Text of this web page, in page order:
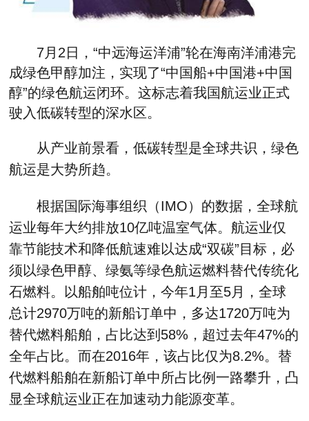
7月2日，“中远海运洋浦”轮在海南洋浦港完
成绿色甲醇加注，实现了“中国船+中国港+中国
醇”的绿色航运闭环。这标志着我国航运业正式
驶入低碳转型的深水区。
从产业前景看，低碳转型是全球共识，绿色
航运是大势所趋。
根据国际海事组织（IMO）的数据，全球航
运业每年大约排放10亿吨温室气体。航运业仅
靠节能技术和降低航速难以达成“双碳”目标，必
须以绿色甲醇、绿氨等绿色航运燃料替代传统化
石燃料。以船舶吨位计，今年1月至5月，全球
总计2970万吨的新船订单中，多达1720万吨为
替代燃料船舶，占比达到58%，超过去年47%的
全年占比。而在2016年，该占比仅为8.2%。替
代燃料船舶在新船订单中所占比例一路攀升，凸
显全球航运业正在加速动力能源变革。